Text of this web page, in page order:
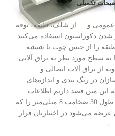
تکمیلی
عمومی و … از شلف، طبقه، بوفه
شدن دکوراسیون استفاده می‌کنند.
را از جنس چوب یا شیشه
به سطح مورد نظر به یراق آلاتی
از یراق آلات اتصالی و
در رنگ بندی و اندازه‌های
این متن قصد داریم اطلاعات
بیشتری در رابطه با اتاژور شیشه طول 30 ضخامت 8 میلی‌متر را که
می‌شود در اختیارتان قرار